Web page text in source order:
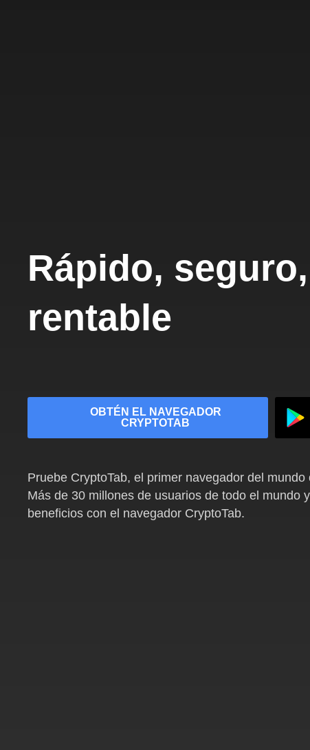
Rápido, seguro,
rentable
OBTÉN EL NAVEGADOR
CRYPTOTAB
Pruebe CryptoTab, el primer navegador del
Más de 30 millones de usuarios de todo el mundo
beneficios con el navegador CryptoTab.